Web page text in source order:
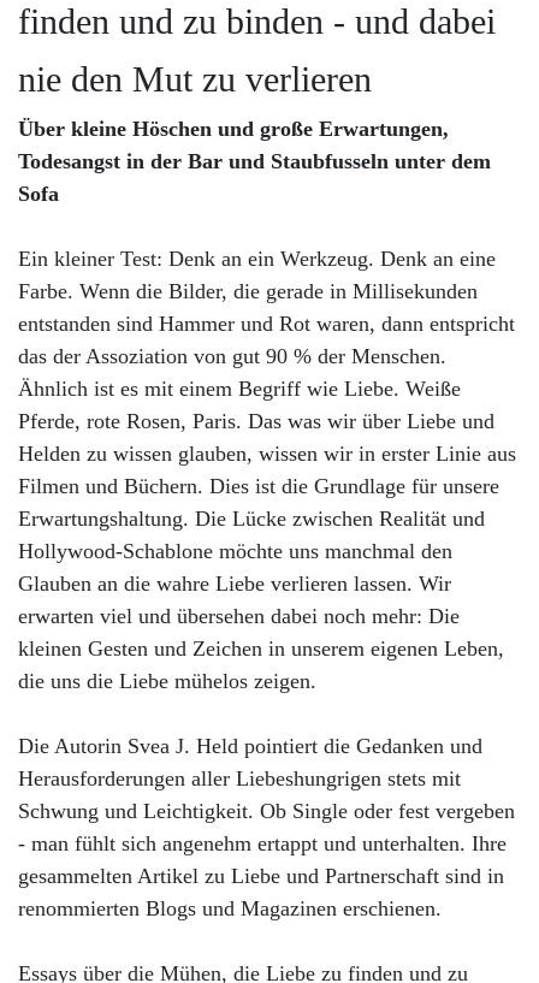
finden und zu binden - und dabei
nie den Mut zu verlieren
Über kleine Höschen und große Erwartungen,
Todesangst in der Bar und Staubfusseln unter dem
Sofa
Ein kleiner Test: Denk an ein Werkzeug. Denk an eine
Farbe. Wenn die Bilder, die gerade in Millisekunden
entstanden sind Hammer und Rot waren, dann entspricht
das der Assoziation von gut 90 % der Menschen.
Ähnlich ist es mit einem Begriff wie Liebe. Weiße
Pferde, rote Rosen, Paris. Das was wir über Liebe und
Helden zu wissen glauben, wissen wir in erster Linie aus
Filmen und Büchern. Dies ist die Grundlage für unsere
Erwartungshaltung. Die Lücke zwischen Realität und
Hollywood-Schablone möchte uns manchmal den
Glauben an die wahre Liebe verlieren lassen. Wir
erwarten viel und übersehen dabei noch mehr: Die
kleinen Gesten und Zeichen in unserem eigenen Leben,
die uns die Liebe mühelos zeigen.
Die Autorin Svea J. Held pointiert die Gedanken und
Herausforderungen aller Liebeshungrigen stets mit
Schwung und Leichtigkeit. Ob Single oder fest vergeben
- man fühlt sich angenehm ertappt und unterhalten. Ihre
gesammelten Artikel zu Liebe und Partnerschaft sind in
renommierten Blogs und Magazinen erschienen.
Essays über die Mühen, die Liebe zu finden und zu